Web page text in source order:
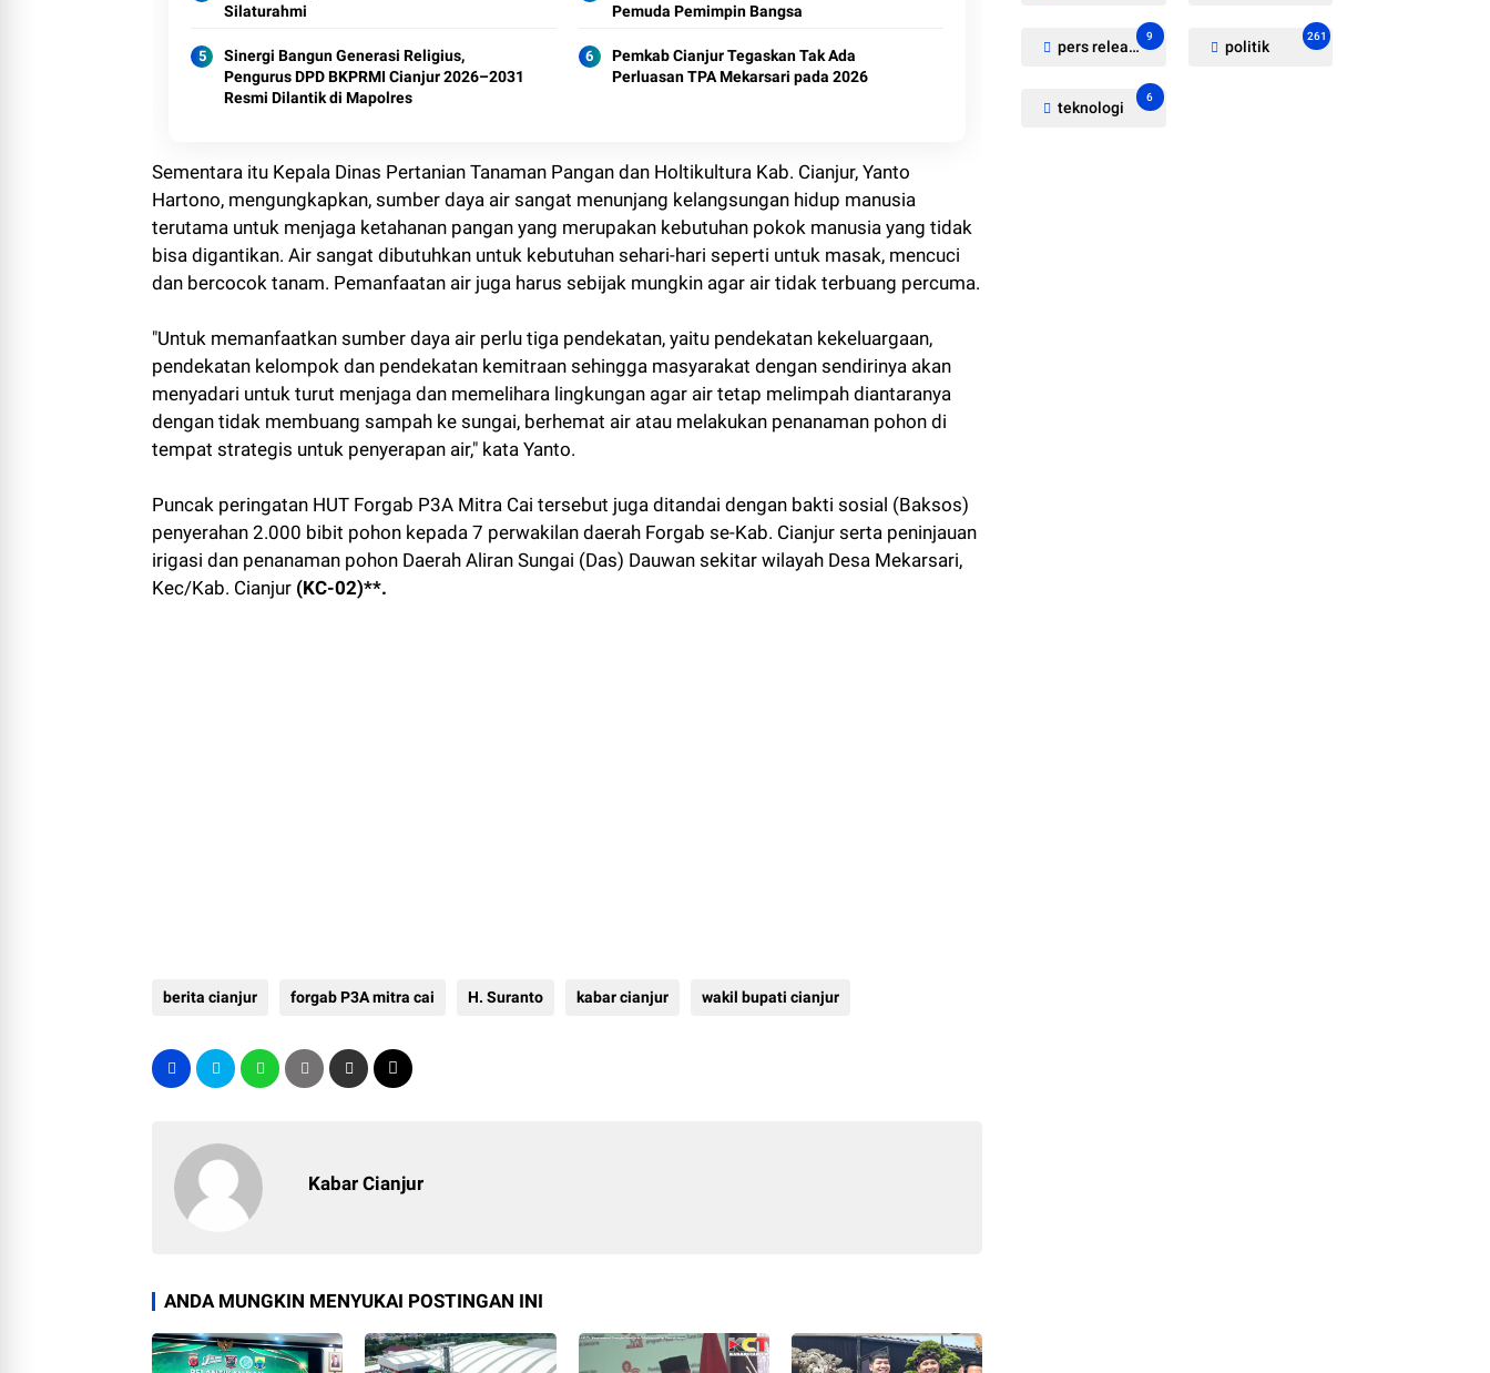
Silaturahmi
Pemuda Pemimpin Bangsa
Sinergi Bangun Generasi Religius,
Pengurus DPD BKPRMI Cianjur 2026–2031
Resmi Dilantik di Mapolres
Pemkab Cianjur Tegaskan Tak Ada
Perluasan TPA Mekarsari pada 2026
Sementara itu Kepala Dinas Pertanian Tanaman Pangan dan Holtikultura Kab. Cianjur, Yanto
Hartono, mengungkapkan, sumber daya air sangat menunjang kelangsungan hidup manusia
terutama untuk menjaga ketahanan pangan yang merupakan kebutuhan pokok manusia yang tidak
bisa digantikan. Air sangat dibutuhkan untuk kebutuhan sehari-hari seperti untuk masak, mencuci
dan bercocok tanam. Pemanfaatan air juga harus sebijak mungkin agar air tidak terbuang percuma.
"Untuk memanfaatkan sumber daya air perlu tiga pendekatan, yaitu pendekatan kekeluargaan,
pendekatan kelompok dan pendekatan kemitraan sehingga masyarakat dengan sendirinya akan
menyadari untuk turut menjaga dan memelihara lingkungan agar air tetap melimpah diantaranya
dengan tidak membuang sampah ke sungai, berhemat air atau melakukan penanaman pohon di
tempat strategis untuk penyerapan air," kata Yanto.
Puncak peringatan HUT Forgab P3A Mitra Cai tersebut juga ditandai dengan bakti sosial (Baksos)
penyerahan 2.000 bibit pohon kepada 7 perwakilan daerah Forgab se-Kab. Cianjur serta peninjauan
irigasi dan penanaman pohon Daerah Aliran Sungai (Das) Dauwan sekitar wilayah Desa Mekarsari,
Kec/Kab. Cianjur (KC-02)**.
berita cianjur forgab P3A mitra cai H. Suranto kabar cianjur wakil bupati cianjur
Kabar Cianjur
ANDA MUNGKIN MENYUKAI POSTINGAN INI
pers release
9
politik
261
teknologi
6